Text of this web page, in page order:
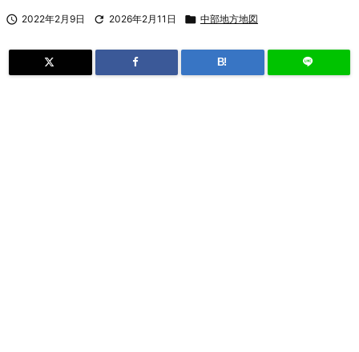
 2022年2月9日  2026年2月11日  中部地方地図
B!